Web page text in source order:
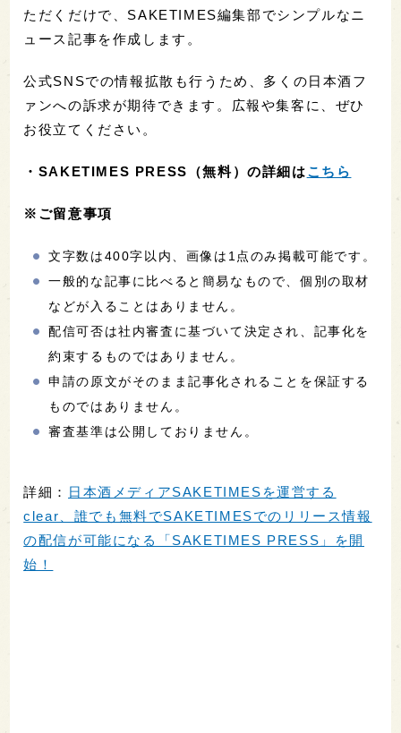
ただくだけで、SAKETIMES編集部でシンプルなニ
ュース記事を作成します。
公式SNSでの情報拡散も行うため、多くの日本酒フ
ァンへの訴求が期待できます。広報や集客に、ぜひ
お役立てください。
・ SAKETIMES PRESS（無料）の詳細はこちら
※ご留意事項
文字数は400字以内、画像は1点のみ掲載可能です。
一般的な記事に比べると簡易なもので、個別の取材
などが入ることはありません。
配信可否は社内審査に基づいて決定され、記事化を
約束するものではありません。
申請の原文がそのまま記事化されることを保証する
ものではありません。
審査基準は公開しておりません。
詳細： 日本酒メディアSAKETIMESを運営する
clear、誰でも無料でSAKETIMESでのリリース情報
の配信が可能になる「SAKETIMES PRESS」を開
始！